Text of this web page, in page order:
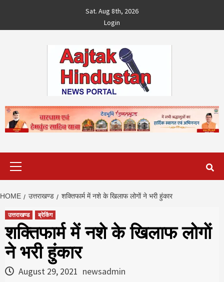
content
Sat. Aug 8th, 2026
Login
HOME उत्तराखण्ड शक्तिफार्म में नशे के खिलाफ लोगाें ने भरी हुंकार
उत्तराखण्ड ब्रेकिंग
शक्तिफार्म में नशे के खिलाफ लोगाें
ने भरी हुंकार
August 29, 2021 newsadmin